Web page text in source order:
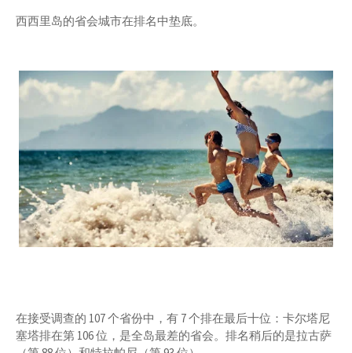
西西里岛的省会城市在排名中垫底。
在接受调查的 107 个省份中，有 7 个排在最后十位：卡尔塔尼
塞塔排在第 106 位，是全岛最差的省会。排名稍后的是拉古萨